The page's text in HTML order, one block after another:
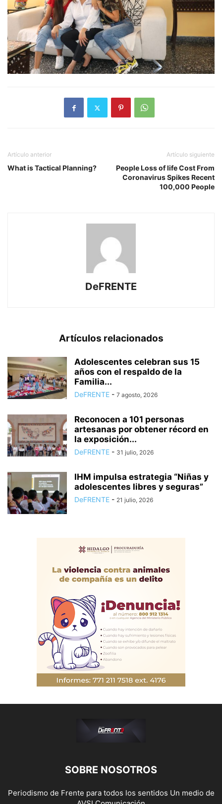
Artículo anterior
What is Tactical Planning?
Artículo siguiente
People Loss of life Cost From
Coronavirus Spikes Recent
100,000 People
DeFRENTE
Artículos relacionados
Adolescentes celebran sus 15
años con el respaldo de la
Familia...
DeFRENTE - 7 agosto, 2026
Reconocen a 101 personas
artesanas por obtener récord en
la exposición...
DeFRENTE - 31 julio, 2026
IHM impulsa estrategia “Niñas y
adolescentes libres y seguras”
DeFRENTE - 21 julio, 2026
SOBRE NOSOTROS
Periodismo de Frente para todos los sentidos Un medio de